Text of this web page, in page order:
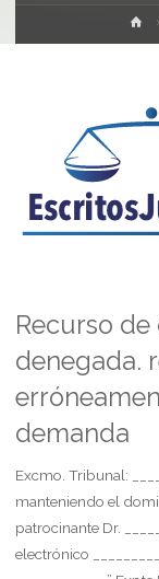
Recurso
denegada.
demanda
Excmo. Tribunal:
manteniendo el
patrocinante Dr.
electrónico